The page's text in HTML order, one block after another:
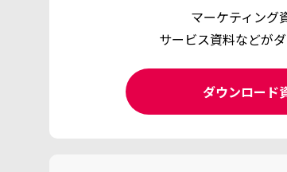
マーケティング
サービス資料などが
ダウンロード